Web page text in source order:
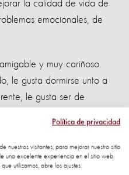
la calidad de vida de
emocionales, de
y muy cariñoso.
le gusta dormirse unto a
le gusta ser de
los niños.
terapia, cambia un poco su
Política de privacidad
nuestros visitantes, para mejorar nuestro sitio
una excelente experiencia en el sitio web.
utilizamos, abre los ajustes.